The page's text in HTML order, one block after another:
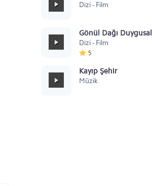
Dizi - Film
Gönül Dağı Duygusal
Dizi - Film
5
Kayıp Şehir
Müzik